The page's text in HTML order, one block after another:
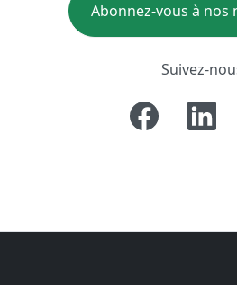
Abonnez-vous à nos
Suivez-